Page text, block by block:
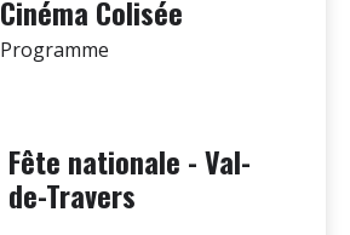
Cinéma Colisée
Programme
Fête nationale - Val-
de-Travers